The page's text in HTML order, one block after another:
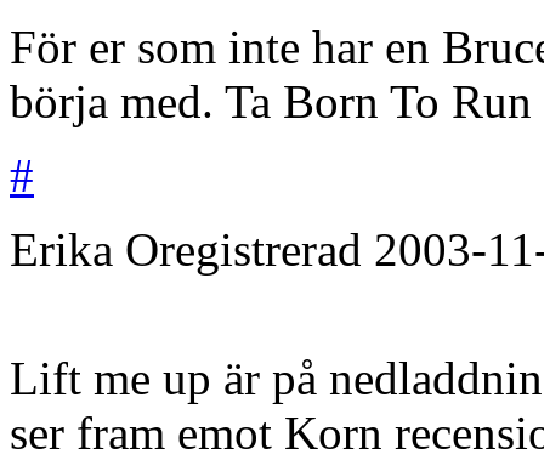
För er som inte har en
börja med. Ta Born To Run
#
Erika Oregistrerad 2003-
Lift me up är på
ser fram emot Korn